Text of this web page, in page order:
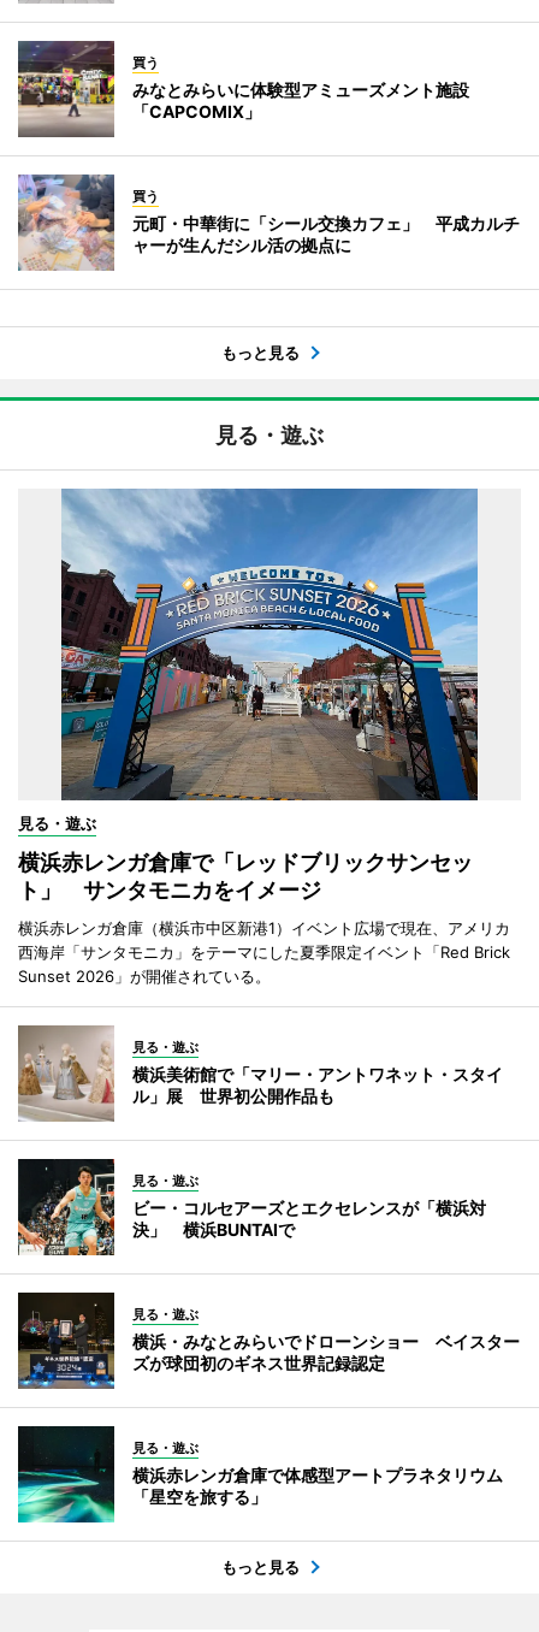
買う
みなとみらいに体験型アミューズメント施設
「CAPCOMIX」
買う
元町・中華街に「シール交換カフェ」 平成カルチ
ャーが生んだシル活の拠点に
もっと見る
見る・遊ぶ
見る・遊ぶ
横浜赤レンガ倉庫で「レッドブリックサンセッ
ト」 サンタモニカをイメージ
横浜赤レンガ倉庫（横浜市中区新港1）イベント広場で現在、アメリカ
西海岸「サンタモニカ」をテーマにした夏季限定イベント「Red Brick
Sunset 2026」が開催されている。
見る・遊ぶ
横浜美術館で「マリー・アントワネット・スタイ
ル」展 世界初公開作品も
見る・遊ぶ
ビー・コルセアーズとエクセレンスが「横浜対
決」 横浜BUNTAIで
見る・遊ぶ
横浜・みなとみらいでドローンショー ベイスター
ズが球団初のギネス世界記録認定
見る・遊ぶ
横浜赤レンガ倉庫で体感型アートプラネタリウム
「星空を旅する」
もっと見る